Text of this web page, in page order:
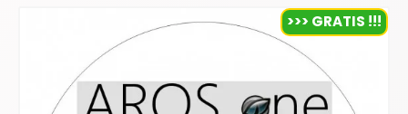
>>> GRATIS !!!